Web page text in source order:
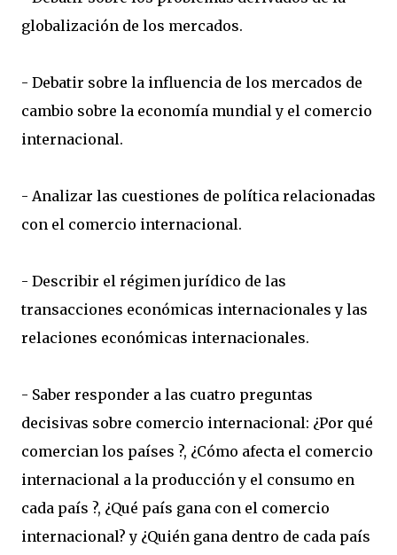
globalización de los mercados.
- Debatir sobre la influencia de los mercados de
cambio sobre la economía mundial y el comercio
internacional.
- Analizar las cuestiones de política relacionadas
con el comercio internacional.
- Describir el régimen jurídico de las
transacciones económicas internacionales y las
relaciones económicas internacionales.
- Saber responder a las cuatro preguntas
decisivas sobre comercio internacional: ¿Por qué
comercian los países ?, ¿Cómo afecta el comercio
internacional a la producción y el consumo en
cada país ?, ¿Qué país gana con el comercio
internacional? y ¿Quién gana dentro de cada país